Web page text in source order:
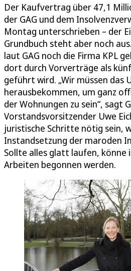
Der Kaufvertrag über 47,1
der GAG und dem
Montag unterschrieben – der
Grundbuch steht aber noch
laut GAG noch die Firma KPL
dort durch Vorverträge als
geführt wird. „Wir müssen das
herausbekommen, um ganz
der Wohnungen zu sein“, sagt
Vorstandsvorsitzender Uwe
juristische Schritte nötig sein,
Instandsetzung der maroden
Sollte alles glatt laufen, könne
Arbeiten begonnen werden.